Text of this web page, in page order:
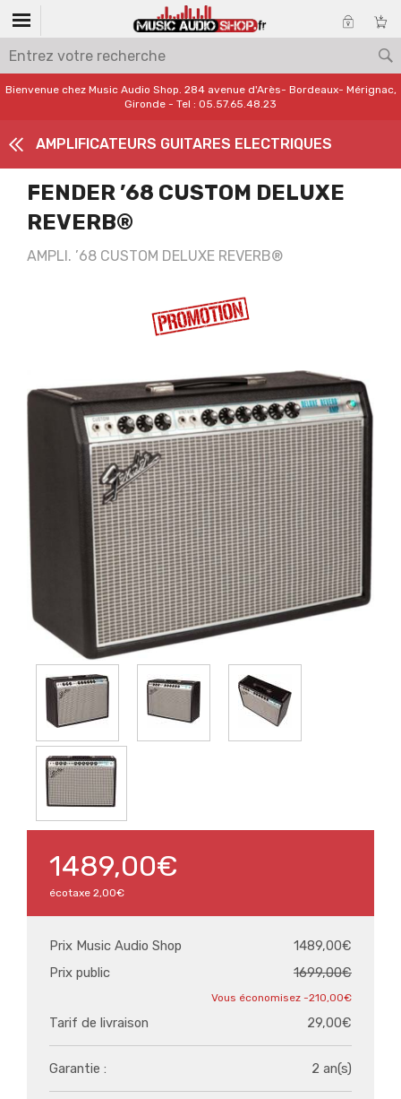
Bienvenue chez Music Audio Shop. 284 avenue d'Arès- Bordeaux- Mérignac,
Gironde - Tel : 05.57.65.48.23
AMPLIFICATEURS GUITARES ELECTRIQUES
FENDER ’68 CUSTOM DELUXE
REVERB®
AMPLI. ’68 CUSTOM DELUXE REVERB®
1489,00€
écotaxe 2,00€
Prix Music Audio Shop
1489,00€
Prix public
1699,00€
-210,00€
Tarif de livraison 29,00€
Garantie : 2 an(s)